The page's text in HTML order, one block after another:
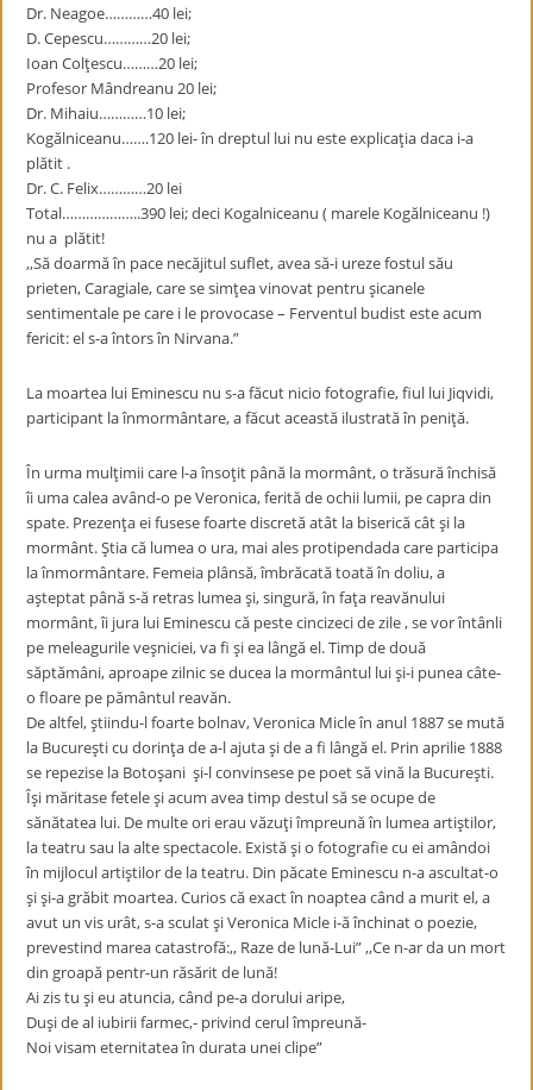
Dr. Neagoe…………40 lei;
D. Cepescu…………20 lei;
Ioan Colţescu………20 lei;
Profesor Mândreanu 20 lei;
Dr. Mihaiu…………10 lei;
Kogălniceanu…….120 lei- în dreptul lui nu este explicaţia daca i-a
plătit .
Dr. C. Felix…………20 lei
Total………………..390 lei; deci Kogalniceanu ( marele Kogălniceanu !)
nu a plătit!
,,Să doarmă în pace necăjitul suflet, avea să-i ureze fostul său
prieten, Caragiale, care se simţea vinovat pentru şicanele
sentimentale pe care i le provocase – Ferventul budist este acum
fericit: el s-a întors în Nirvana.”
La moartea lui Eminescu nu s-a făcut nicio fotografie, fiul lui Jiqvidi,
participant la înmormântare, a făcut această ilustrată în peniţă.
În urma mulţimii care l-a însoţit până la mormânt, o trăsură închisă
îi uma calea având-o pe Veronica, ferită de ochii lumii, pe capra din
spate. Prezenţa ei fusese foarte discretă atât la biserică cât şi la
mormânt. Ştia că lumea o ura, mai ales protipendada care participa
la înmormântare. Femeia plânsă, îmbrăcată toată în doliu, a
aşteptat până s-ă retras lumea şi, singură, în faţa reavănului
mormânt, îi jura lui Eminescu că peste cincizeci de zile , se vor întânli
pe meleagurile veşniciei, va fi şi ea lângă el. Timp de două
săptămâni, aproape zilnic se ducea la mormântul lui şi-i punea câte-
o floare pe pământul reavăn.
De altfel, ştiindu-l foarte bolnav, Veronica Micle în anul 1887 se mută
la Bucureşti cu dorinţa de a-l ajuta şi de a fi lângă el. Prin aprilie 1888
se repezise la Botoşani şi-l convinsese pe poet să vină la Bucureşti.
Îşi măritase fetele şi acum avea timp destul să se ocupe de
sănătatea lui. De multe ori erau văzuţi împreună în lumea artiştilor,
la teatru sau la alte spectacole. Există şi o fotografie cu ei amândoi
în mijlocul artiştilor de la teatru. Din păcate Eminescu n-a ascultat-o
şi şi-a grăbit moartea. Curios că exact în noaptea când a murit el, a
avut un vis urât, s-a sculat şi Veronica Micle i-ă închinat o poezie,
prevestind marea catastrofă:,, Raze de lună-Lui” ,,Ce n-ar da un mort
din groapă pentr-un răsărit de lună!
Ai zis tu şi eu atuncia, când pe-a dorului aripe,
Duşi de al iubirii farmec,- privind cerul împreună-
Noi visam eternitatea în durata unei clipe”